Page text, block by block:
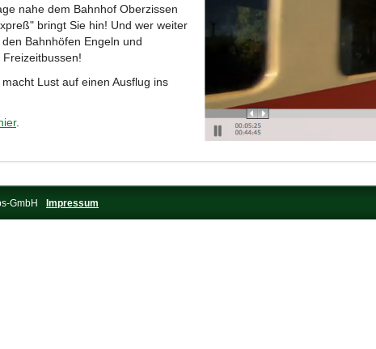
nahe dem Bahnhof Oberzissen
bringt Sie hin! Und wer weiter
Bahnhöfen Engeln und
Lust auf einen Ausflug ins
.
GmbH Impressum